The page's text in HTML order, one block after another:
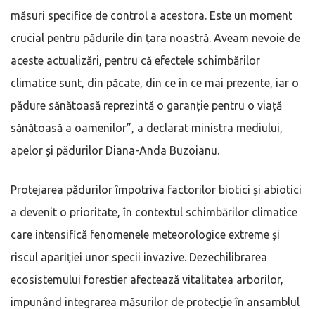
măsuri specifice de control a acestora. Este un moment
crucial pentru pădurile din țara noastră. Aveam nevoie de
aceste actualizări, pentru că efectele schimbărilor
climatice sunt, din păcate, din ce în ce mai prezente, iar o
pădure sănătoasă reprezintă o garanție pentru o viață
sănătoasă a oamenilor”, a declarat ministra mediului,
apelor și pădurilor Diana-Anda Buzoianu.
Protejarea pădurilor împotriva factorilor biotici și abiotici
a devenit o prioritate, în contextul schimbărilor climatice
care intensifică fenomenele meteorologice extreme și
riscul apariției unor specii invazive. Dezechilibrarea
ecosistemului forestier afectează vitalitatea arborilor,
impunând integrarea măsurilor de protecție în ansamblul